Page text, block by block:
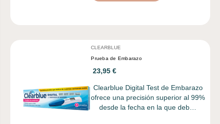
CLEARBLUE
Prueba de Embarazo
23,95 €
Clearblue Digital Test de Embarazo
ofrece una precisión superior al 99%
desde la fecha en la que deb…